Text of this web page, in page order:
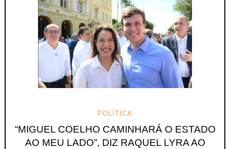
POLÍTICA
“MIGUEL COELHO CAMINHARÁ O ESTADO
AO MEU LADO”, DIZ RAQUEL LYRA AO